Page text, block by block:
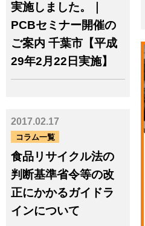
実施しました。｜
PCBセミナー開催の
ご案内 千葉市【平成
29年2月22日実施】
2017.02.17
コラム一覧
食品リサイクル法の
判断基準省令等の改
正にかかるガイドラ
インについて